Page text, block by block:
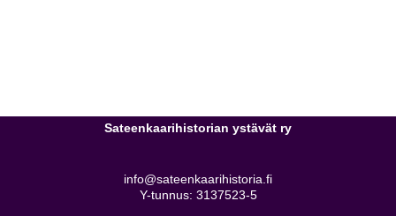
Sateenkaarihistorian ystävät ry
info@sateenkaarihistoria.fi
Y-tunnus: 3137523-5